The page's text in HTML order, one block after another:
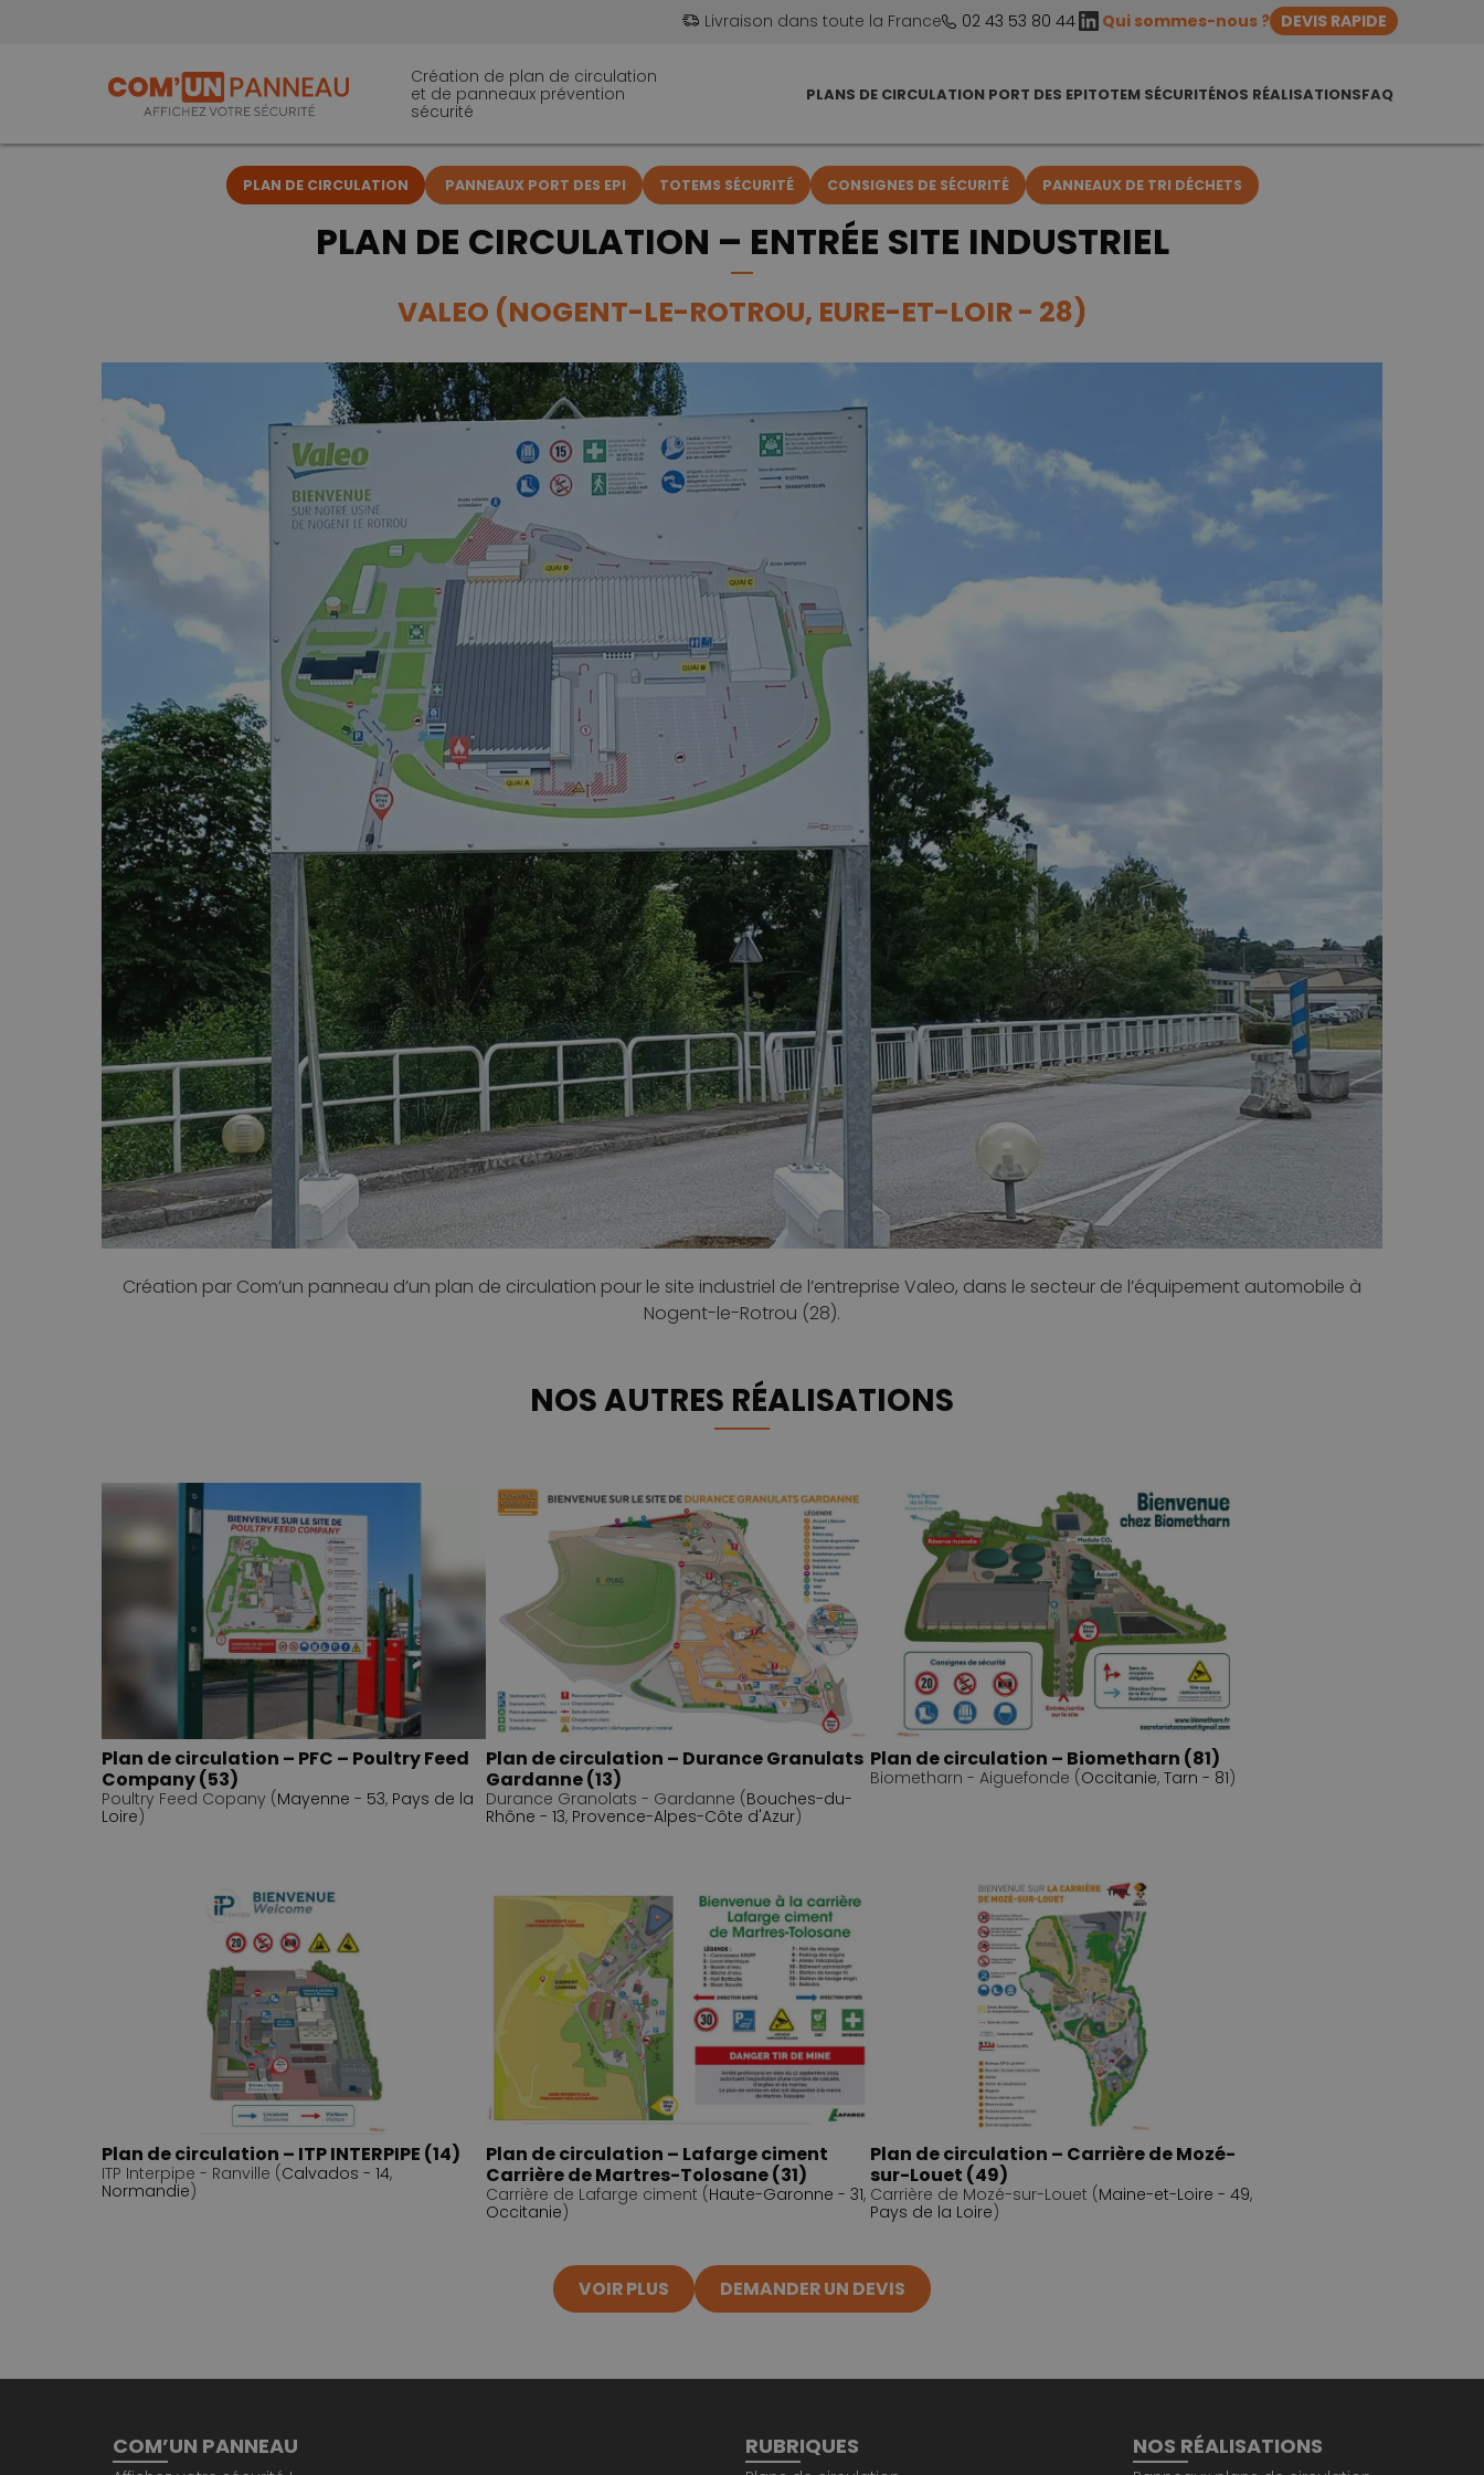
Livraison dans toute la France 02 43 53 80 44LinkedIn
Qui sommes-nous ? DEVIS RAPIDE
Création de plan de circulation
et de panneaux prévention
sécurité
PLANS DE CIRCULATION PORT DES EPITOTEM SÉCURITÉNOS RÉALISATIONSFAQ
PLAN DE CIRCULATION PANNEAUX PORT DES EPI TOTEMS SÉCURITÉ CONSIGNES DE SÉCURITÉ PANNEAUX DE TRI DÉCHETS
PLAN DE CIRCULATION – ENTRÉE SITE INDUSTRIEL
VALEO (NOGENT-LE-ROTROU, EURE-ET-LOIR - 28)
Création par Com’un panneau d’un plan de circulation pour le site industriel de l’entreprise Valeo, dans le secteur de l’équipement automobile à
Nogent-le-Rotrou (28).
NOS AUTRES RÉALISATIONS
Plan de circulation – PFC – Poultry Feed
Company (53)
Poultry Feed Copany (Mayenne - 53, Pays de la
Loire)
Plan de circulation – Durance Granulats
Gardanne (13)
Durance Granolats - Gardanne (Bouches-du-
Rhône - 13, Provence-Alpes-Côte d'Azur)
Plan de circulation – Biometharn (81)
Biometharn - Aiguefonde (Occitanie, Tarn - 81)
Plan de circulation – ITP INTERPIPE (14)
ITP Interpipe - Ranville (Calvados - 14,
Normandie)
Plan de circulation – Lafarge ciment
Carrière de Martres-Tolosane (31)
Carrière de Lafarge ciment (Haute-Garonne - 31,
Occitanie)
Plan de circulation – Carrière de Mozé-
sur-Louet (49)
Carrière de Mozé-sur-Louet (Maine-et-Loire - 49,
Pays de la Loire)
VOIR PLUS DEMANDER UN DEVIS
COM’UN PANNEAU RUBRIQUES NOS RÉALISATIONS